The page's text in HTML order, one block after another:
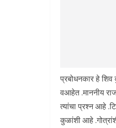
प्रबोधनकार हे शिव
वआहेत .माननीय
त्यांचा प्रश्न आहे
कुळांशी आहे